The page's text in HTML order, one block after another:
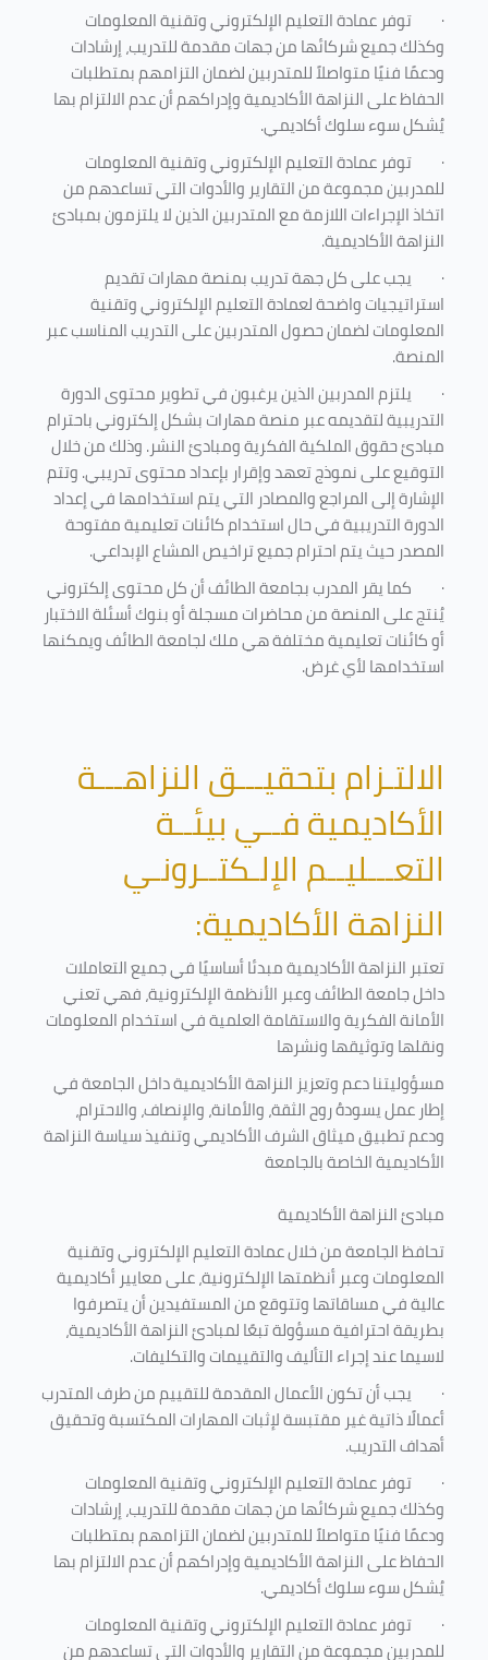
· توفر عمادة التعليم الإلكتروني وتقنية المعلومات
وكذلك جميع شركائها من جهات مقدمة للتدريب، إرشادات
ودعمًا فنيًا متواصلاً للمتدربين لضمان التزامهم بمتطلبات
الحفاظ على النزاهة الأكاديمية وإدراكهم أن عدم الالتزام بها
يُشكل سوء سلوك أكاديمي.
· توفر عمادة التعليم الإلكتروني وتقنية المعلومات
للمدربين مجموعة من التقارير والأدوات التي تساعدهم من
اتخاذ الإجراءات اللازمة مع المتدربين الذين لا يلتزمون بمبادئ
النزاهة الأكاديمية.
· يجب على كل جهة تدريب بمنصة مهارات تقديم
استراتيجيات واضحة لعمادة التعليم الإلكتروني وتقنية
المعلومات لضمان حصول المتدربين على التدريب المناسب عبر
المنصة.
· يلتزم المدربين الذين يرغبون في تطوير محتوى الدورة
التدريبية لتقديمه عبر منصة مهارات بشكل إلكتروني باحترام
مبادئ حقوق الملكية الفكرية ومبادئ النشر. وذلك من خلال
التوقيع على نموذج تعهد وإقرار بإعداد محتوى تدريبي. وتتم
الإشارة إلى المراجع والمصادر التي يتم استخدامها في إعداد
الدورة التدريبية في حال استخدام كائنات تعليمية مفتوحة
المصدر حيث يتم احترام جميع تراخيص المشاع الإبداعي.
· كما يقر المدرب بجامعة الطائف أن كل محتوى إلكتروني
يُنتج على المنصة من محاضرات مسجلة أو بنوك أسئلة الاختبار
أو كائنات تعليمية مختلفة هي ملك لجامعة الطائف ويمكنها
استخدامها لأي غرض.
الالتـزام بتحقيـــق النزاهـــة
الأكاديمية فــي بيئــة
التعـــليــم الإلـكتــرونـي
النزاهة الأكاديمية:
تعتبر النزاهة الأكاديمية مبدئا أساسيًا في جميع التعاملات
داخل جامعة الطائف وعبر الأنظمة الإلكترونية، فهي تعني
الأمانة الفكرية والاستقامة العلمية في استخدام المعلومات
ونقلها وتوثيقها ونشرها
مسؤوليتنا دعم وتعزيز النزاهة الأكاديمية داخل الجامعة في
إطار عمل يسودهُ روح الثقة، والأمانة، والإنصاف، والاحترام،
ودعم تطبيق ميثاق الشرف الأكاديمي وتنفيذ سياسة النزاهة
الأكاديمية الخاصة بالجامعة
مبادئ النزاهة الأكاديمية
تحافظ الجامعة من خلال عمادة التعليم الإلكتروني وتقنية
المعلومات وعبر أنظمتها الإلكترونية، على معايير أكاديمية
عالية في مساقاتها وتتوقع من المستفيدين أن يتصرفوا
بطريقة احترافية مسؤولة تبعًا لمبادئ النزاهة الأكاديمية،
لاسيما عند إجراء التأليف والتقييمات والتكليفات.
· يجب أن تكون الأعمال المقدمة للتقييم من طرف المتدرب
أعمالًا ذاتية غير مقتبسة لإثبات المهارات المكتسبة وتحقيق
أهداف التدريب.
· توفر عمادة التعليم الإلكتروني وتقنية المعلومات
وكذلك جميع شركائها من جهات مقدمة للتدريب، إرشادات
ودعمًا فنيًا متواصلاً للمتدربين لضمان التزامهم بمتطلبات
الحفاظ على النزاهة الأكاديمية وإدراكهم أن عدم الالتزام بها
يُشكل سوء سلوك أكاديمي.
· توفر عمادة التعليم الإلكتروني وتقنية المعلومات
للمدربين مجموعة من التقارير والأدوات التي تساعدهم من